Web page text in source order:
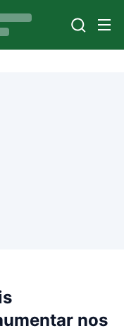
nos